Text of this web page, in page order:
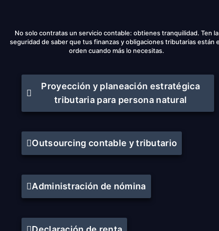
No solo contratas un servicio contable: obtienes tranquilidad. Ten la
seguridad de saber que tus finanzas y obligaciones tributarias están
orden cuando más lo necesitas.
Proyección y planeación estratégica
tributaria para persona natural
Outsourcing contable y tributario
Administración de nómina